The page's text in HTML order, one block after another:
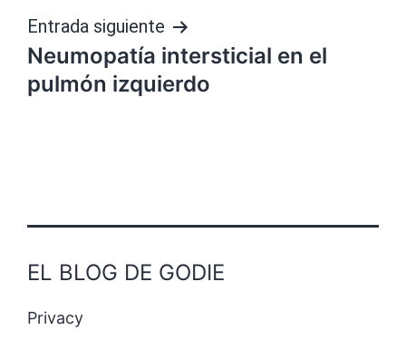
Entrada siguiente
Neumopatía intersticial en el
pulmón izquierdo
EL BLOG DE GODIE
Privacy